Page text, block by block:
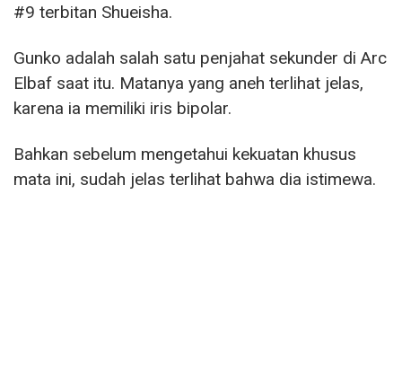
#9 terbitan Shueisha.
Gunko adalah salah satu penjahat sekunder di Arc
Elbaf saat itu. Matanya yang aneh terlihat jelas,
karena ia memiliki iris bipolar.
Bahkan sebelum mengetahui kekuatan khusus
mata ini, sudah jelas terlihat bahwa dia istimewa.